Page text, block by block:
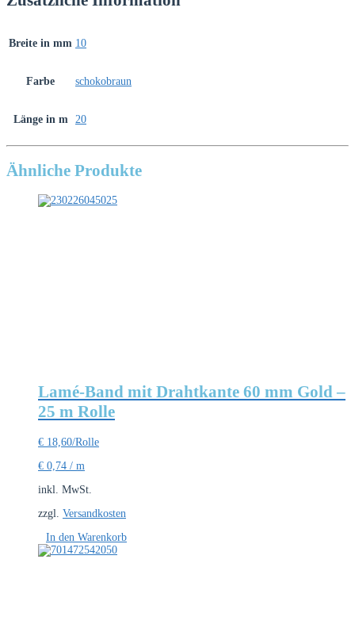
Breite in mm 10
Farbe schokobraun
Länge in m 20
Ähnliche Produkte
Lamé-Band mit Drahtkante 60 mm Gold –
25 m Rolle
€ 18,60/Rolle
€ 0,74 / m
inkl. MwSt.
zzgl. Versandkosten
In den Warenkorb